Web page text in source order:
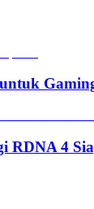
RDNA 4